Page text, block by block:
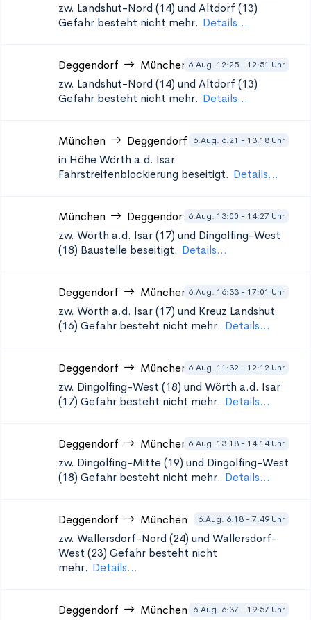
zw. Landshut-Nord (14) und Altdorf (13)
Gefahr besteht nicht mehr. Details...
Deggendorf München 6.Aug. 12:25 - 12:51 Uhr
zw. Landshut-Nord (14) und Altdorf (13)
Gefahr besteht nicht mehr. Details...
München Deggendorf 6.Aug. 6:21 - 13:18 Uhr
in Höhe Wörth a.d. Isar
Fahrstreifenblockierung beseitigt. Details...
München Deggendorf 6.Aug. 13:00 - 14:27 Uhr
zw. Wörth a.d. Isar (17) und Dingolfing-West
(18) Baustelle beseitigt. Details...
Deggendorf München 6.Aug. 16:33 - 17:01 Uhr
zw. Wörth a.d. Isar (17) und Kreuz Landshut
(16) Gefahr besteht nicht mehr. Details...
Deggendorf München 6.Aug. 11:32 - 12:12 Uhr
zw. Dingolfing-West (18) und Wörth a.d. Isar
(17) Gefahr besteht nicht mehr. Details...
Deggendorf München 6.Aug. 13:18 - 14:14 Uhr
zw. Dingolfing-Mitte (19) und Dingolfing-West
(18) Gefahr besteht nicht mehr. Details...
Deggendorf München 6.Aug. 6:18 - 7:49 Uhr
zw. Wallersdorf-Nord (24) und Wallersdorf-
West (23) Gefahr besteht nicht
mehr. Details...
Deggendorf München 6.Aug. 6:37 - 19:57 Uhr